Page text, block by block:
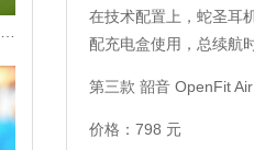
在技术配置上，蛇圣耳
配充电盒使用，总续航
第三款 韶音 OpenFit Air
价格：798 元